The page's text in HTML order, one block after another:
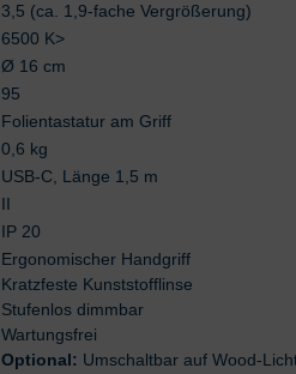
3,5 (ca. 1,9-fache Vergrößerung)
6500 K>
Ø 16 cm
95
Folientastatur am Griff
0,6 kg
USB-C, Länge 1,5 m
II
IP 20
Ergonomischer Handgriff
Kratzfeste Kunststofflinse
Stufenlos dimmbar
Wartungsfrei
Optional: Umschaltbar auf Wood-